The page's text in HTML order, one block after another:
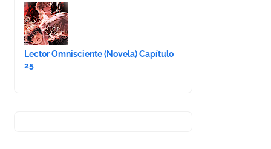
Lector Omnisciente (Novela) Capítulo
25